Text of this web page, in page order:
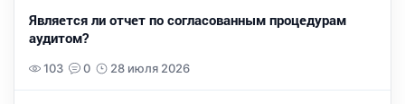
Является ли отчет по согласованным процедурам
аудитом?
103 0 28 июля 2026